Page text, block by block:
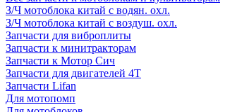
З/Ч мотоблока китай с водян. охл.
З/Ч мотоблока китай с воздуш. охл.
Запчасти для виброплиты
Запчасти к минитракторам
Запчасти к Мотор Сич
Запчасти для двигателей 4Т
Запчасти Lifan
Для мотопомп